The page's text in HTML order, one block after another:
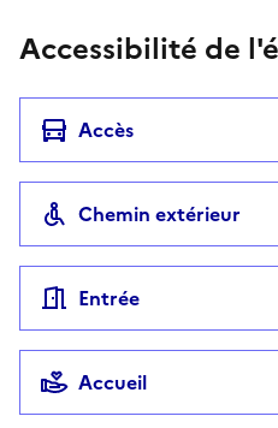
Accessibilité de
Accès
Chemin extérieur
Entrée
Accueil